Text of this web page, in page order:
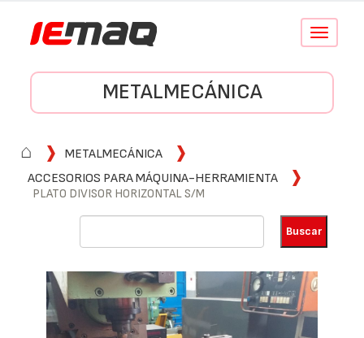
Conmutar
METALMECÁNICA
⌂
METALMECÁNICA
ACCESORIOS PARA MÁQUINA-HERRAMIENTA
PLATO DIVISOR HORIZONTAL S/M